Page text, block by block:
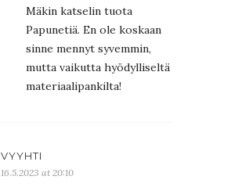
Mäkin katselin tuota
Papunetiä. En ole koskaan
sinne mennyt syvemmin,
mutta vaikutta hyödylliseltä
materiaalipankilta!
VYYHTI
16.5.2023 at 20:10